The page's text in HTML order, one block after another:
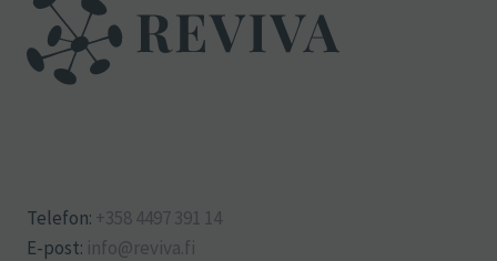
Telefon: +358 4497 391 14
E-post: info@reviva.fi